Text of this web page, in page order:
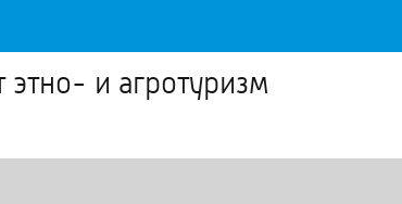
и агротуризм